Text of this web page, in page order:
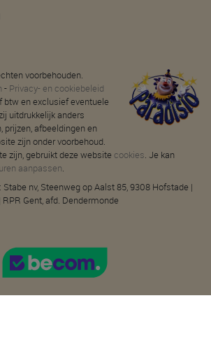
voorbehouden.
- Privacy- en cookiebeleid
btw en exclusief eventuele
uitdrukkelijk anders
prijzen, afbeeldingen en
zijn onder voorbehoud.
zijn, gebruikt deze website cookies. Je kan
aanpassen.
nv, Steenweg op Aalst 85, 9308 Hofstade |
Gent, afd. Dendermonde